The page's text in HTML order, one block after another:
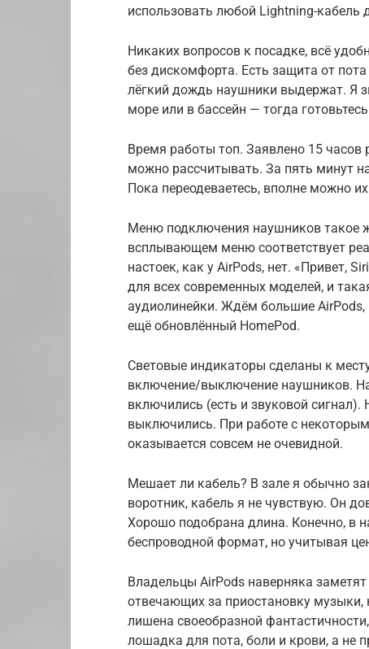
использовать любой Lightning-кабель
Никаких вопросов к посадке, всё
без дискомфорта. Есть защита от
лёгкий дождь наушники выдержат. Я
море или в бассейн — тогда
Время работы топ. Заявлено 15
можно рассчитывать. За пять минут
Пока переодеваетесь, вполне можно
Меню подключения наушников такое
всплывающем меню соответствует
настоек, как у AirPods, нет. «Привет,
для всех современных моделей, и
аудиолинейки. Ждём большие
ещё обновлённый HomePod.
Световые индикаторы сделаны к
включение/выключение наушников.
включились (есть и звуковой
выключились. При работе с
оказывается совсем не очевидной.
Мешает ли кабель? В зале я обычно
воротник, кабель я не чувствую. Он
Хорошо подобрана длина. Конечно, в
беспроводной формат, но учитывая
Владельцы AirPods наверняка
отвечающих за приостановку
лишена своеобразной
лошадка для пота, боли и крови, а не